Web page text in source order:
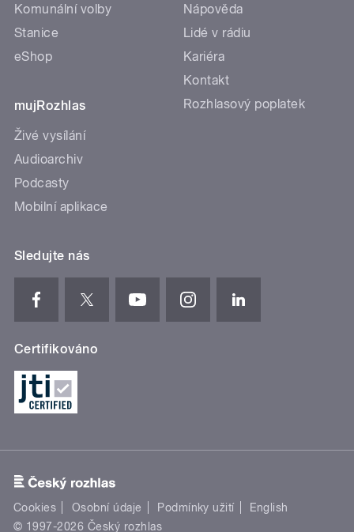
Komunální volby
Stanice
eShop
mujRozhlas
Živé vysílání
Audioarchiv
Podcasty
Mobilní aplikace
Nápověda
Lidé v rádiu
Kariéra
Kontakt
Rozhlasový poplatek
Sledujte nás
Certifikováno
Cookies Osobní údaje Podmínky užití
English
© 1997-2026 Český rozhlas